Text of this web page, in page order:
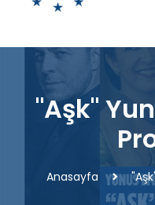
"Aşk"
Anasayfa